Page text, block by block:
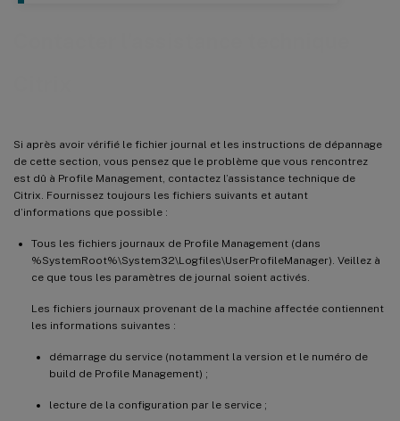
Si après avoir vérifié le fichier journal et les instructions de dépannage
de cette section, vous pensez que le problème que vous rencontrez
est dû à Profile Management, contactez l’assistance technique de
Citrix. Fournissez toujours les fichiers suivants et autant
d’informations que possible :
Tous les fichiers journaux de Profile Management (dans
%SystemRoot%\System32\Logfiles\UserProfileManager). Veillez à
ce que tous les paramètres de journal soient activés.
Les fichiers journaux provenant de la machine affectée contiennent
les informations suivantes :
démarrage du service (notamment la version et le numéro de
build de Profile Management) ;
lecture de la configuration par le service ;